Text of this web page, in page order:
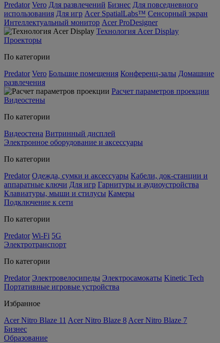
Predator Vero Для развлечений Бизнес Для повседневного
использования Для игр Acer SpatialLabs™ Сенсорный экран
Интеллектуальный монитор Acer ProDesigner
Технология Acer Display
Проекторы
По категории
Predator Vero Большие помещения Конференц-залы Домашние
развлечения
Расчет параметров проекции
Видеостены
По категории
Видеостена Витринный дисплей
Электронное оборудование и аксессуары
По категории
Predator Одежда, сумки и аксессуары Кабели, док-станции и
аппаратные ключи Для игр Гарнитуры и аудиоустройства
Клавиатуры, мыши и стилусы Камеры
Подключение к сети
По категории
Predator Wi-Fi 5G
Электротранспорт
По категории
Predator Электровелосипеды Электросамокаты Kinetic Tech
Портативные игровые устройства
Избранное
Acer Nitro Blaze 11 Acer Nitro Blaze 8 Acer Nitro Blaze 7
Бизнес
Образование